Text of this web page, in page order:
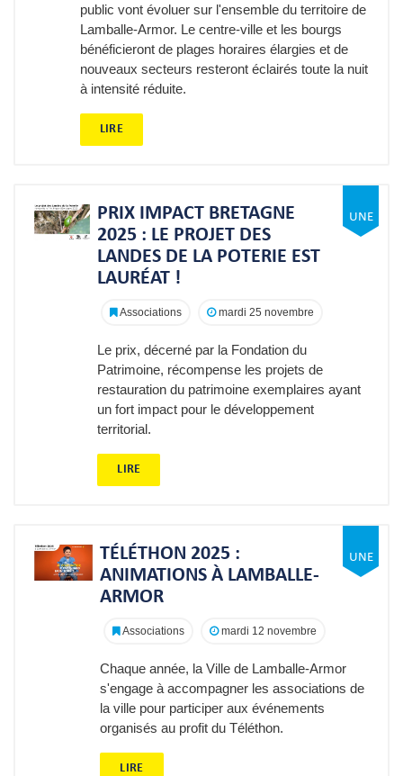
public vont évoluer sur l'ensemble du territoire de
Lamballe-Armor. Le centre-ville et les bourgs
bénéficieront de plages horaires élargies et de
nouveaux secteurs resteront éclairés toute la nuit
à intensité réduite.
LIRE
PRIX IMPACT BRETAGNE
2025 : LE PROJET DES
LANDES DE LA POTERIE EST
LAURÉAT !
Associations mardi 25 novembre
Le prix, décerné par la Fondation du
Patrimoine, récompense les projets de
restauration du patrimoine exemplaires ayant
un fort impact pour le développement
territorial.
LIRE
TÉLÉTHON 2025 :
ANIMATIONS À LAMBALLE-
ARMOR
Associations mardi 12 novembre
Chaque année, la Ville de Lamballe-Armor
s'engage à accompagner les associations de
la ville pour participer aux événements
organisés au profit du Téléthon.
LIRE